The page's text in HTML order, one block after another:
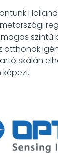
otthonok
skálán